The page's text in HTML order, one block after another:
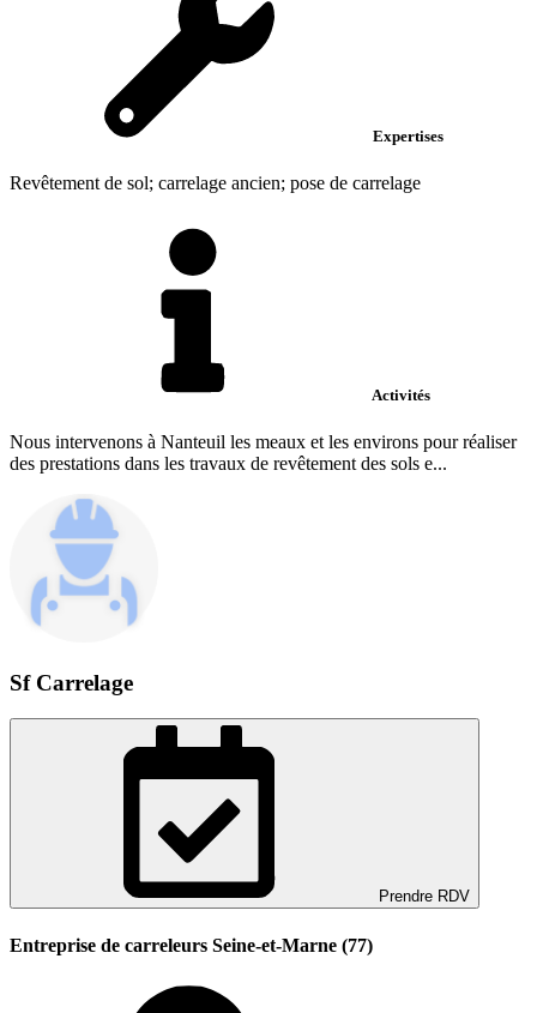
Expertises
Revêtement de sol; carrelage ancien; pose de carrelage
Activités
Nous intervenons à Nanteuil les meaux et les environs pour réaliser
des prestations dans les travaux de revêtement des sols e...
Sf Carrelage
Prendre RDV
Entreprise de carreleurs Seine-et-Marne (77)